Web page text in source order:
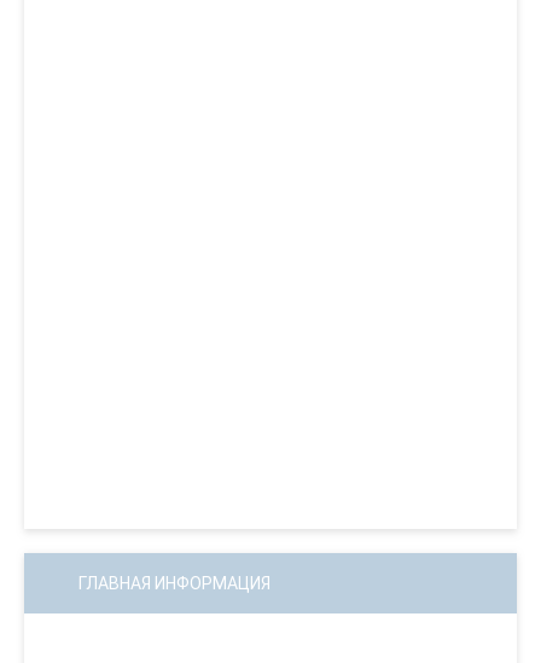
ГЛАВНАЯ ИНФОРМАЦИЯ